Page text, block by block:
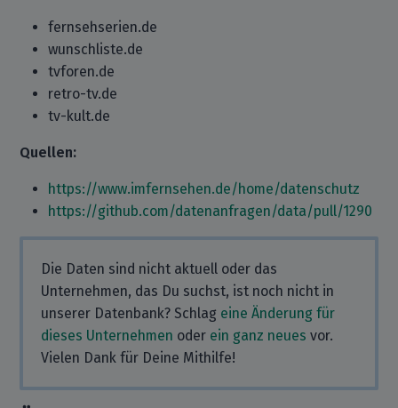
fernsehserien.de
wunschliste.de
tvforen.de
retro-tv.de
tv-kult.de
Quellen:
https://www.imfernsehen.de/home/datenschutz
https://github.com/datenanfragen/data/pull/1290
Die Daten sind nicht aktuell oder das
Unternehmen, das Du suchst, ist noch nicht in
unserer Datenbank? Schlag eine Änderung für
dieses Unternehmen oder ein ganz neues vor.
Vielen Dank für Deine Mithilfe!